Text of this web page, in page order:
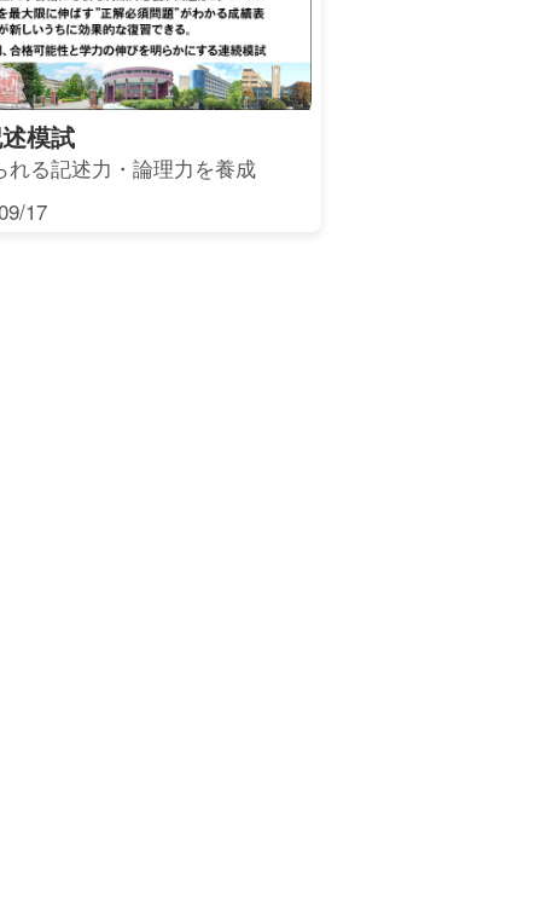
模試
る記述力・論理力を養成
17